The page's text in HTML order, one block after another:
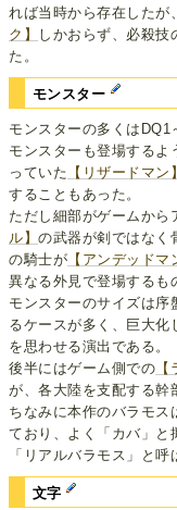
れば当時から存在したが
ク】
しかおらず、必殺技
た。
モンスター
モンスターの多くは
モンスターも登場するよ
っていた 【リザードマン
することもあった。
ただし細部がゲームから
ル】の武器が剣ではなく
の騎士が 【アンデッドマ
異なる外見で登場するも
モンスターのサイズは序
るケースが多く、巨大化
を思わせる演出である。
後半にはゲーム側での
が、各大陸を支配する幹
ちなみに本作のバラモス
ており、よく「カバ」と
「リアルバラモス」と呼
文字